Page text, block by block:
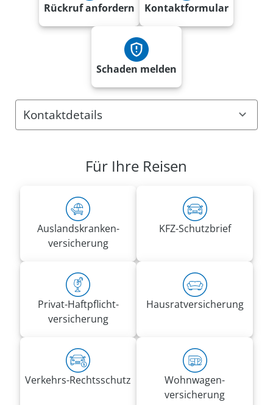
Rückruf anfordern Kontaktformular
Schaden melden
Kontaktdetails
Schierholzstr. 148
Rufnummern:
0176 30314731
simone.pohlmann@vrk-ad.de
Für Ihre Reisen
Auslandskranken­
versicherung
KFZ-Schutzbrief
Privat-Haft­pflicht­
versicherung
Hausrat­versicherung
Verkehrs-Rechtsschutz
Wohnwagen­
versicherung